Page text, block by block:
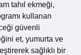
tahıl ekmeği,
kullanan
güvenli
et, yumurta ve
sağlıklı bir